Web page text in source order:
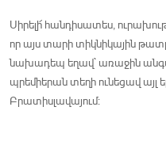
Սիրելի՜ հանդիսատես,
որ այս տարի տիկնիկային
նախադեպ եղավ` առաջին
պրեմիերան տեղի ունեցավ այլ
Բրատիսլավայում: